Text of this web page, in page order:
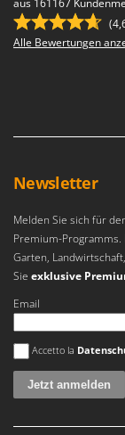
Zubehör
Macom
Macte
Master
McCulloch
MCH
Mille
Minox
Mockmill
More than
MOSA
aus 161167
Alle Bewertungen
Newsletter
Melden Sie sich für
Premium-
Garten,
Sie exklusive
Email
Es ist ein Fehler
Accetto la